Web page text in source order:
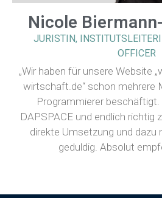
Nicole
JURISTIN,
OFFICER
„Wir haben für unsere Website
wirtschaft.de“ schon mehrere
Programmierer
DAPSPACE und endlich richtig
direkte Umsetzung und dazu
geduldig. Absolut